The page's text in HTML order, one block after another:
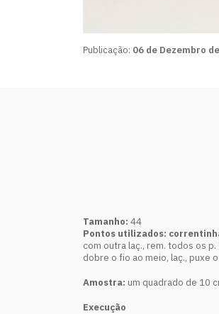
Publicação: 06 de Dezembro
Tamanho: 44
Pontos utilizados:
com outra laç., rem. todos os p.
dobre o fio ao meio, laç., puxe
Amostra: um quadrado de 10
Execução